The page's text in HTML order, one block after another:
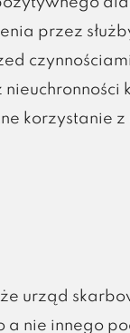
przez
korzystanie
urząd
nie innego